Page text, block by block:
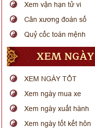
Xem vận hạn tử vi
Cân xương đoán số
Quỷ cốc toán mệnh
XEM NGÀY
XEM NGÀY TỐT
Xem ngày mua xe
Xem ngày xuất hành
Xem ngày tốt kết hôn